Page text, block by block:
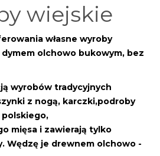
wiejskie
własne wyroby
olchowo bukowym, bez
wyrobów tradycyjnych
z nogą, karczki,podroby
mięsa i zawierają tylko
Wędzę je drewnem olchowo -